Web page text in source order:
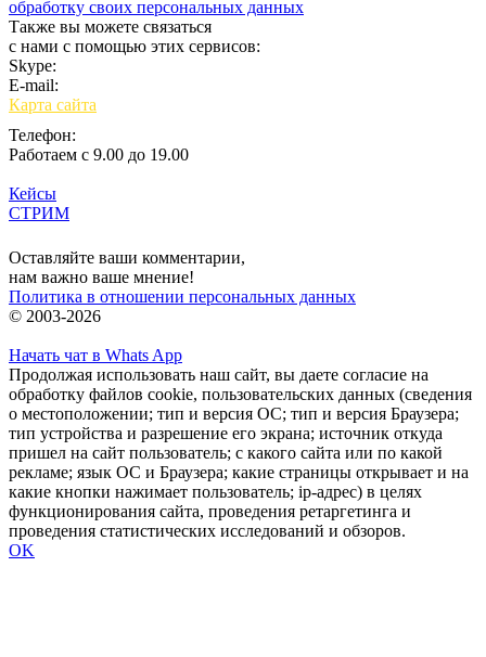
обработку своих персональных данных
Также вы можете связаться
с нами с помощью этих сервисов:
Skype:
E-mail:
Карта сайта
Телефон:
Работаем с 9.00 до 19.00
Кейсы
СТРИМ
Оставляйте ваши комментарии,
нам важно ваше мнение!
Политика в отношении персональных данных
© 2003-2026
Начать чат в Whats App
Продолжая использовать наш сайт, вы даете согласие на
обработку файлов cookie, пользовательских данных (сведения
о местоположении; тип и версия ОС; тип и версия Браузера;
тип устройства и разрешение его экрана; источник откуда
пришел на сайт пользователь; с какого сайта или по какой
рекламе; язык ОС и Браузера; какие страницы открывает и на
какие кнопки нажимает пользователь; ip-адрес) в целях
функционирования сайта, проведения ретаргетинга и
проведения статистических исследований и обзоров.
OK